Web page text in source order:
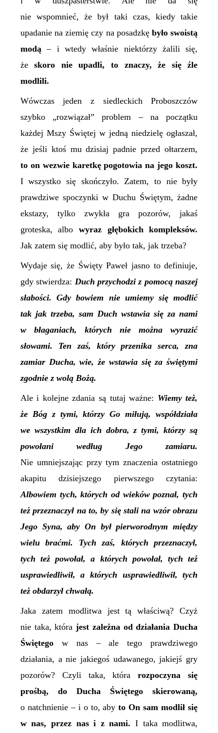
nie wspomnieć, że był taki czas, kiedy takie
upadanie na ziemię czy na posadzkę było swoistą
modą– i wtedy właśnie niektórzy żalili się,
żeskoro nie upadli, to znaczy, że się źle
modlili.
Wówczas jeden z siedleckich Proboszczów
szybko „rozwiązał” problem – na początku
każdej Mszy Świętej w jedną niedzielę ogłaszał,
że jeśli ktoś mu dzisiaj padnie przed ołtarzem,
to on wezwie karetkę pogotowia najego koszt.
I wszystko się skończyło. Zatem, to nie były
prawdziwe spoczynki w Duchu Świętym, żadne
ekstazy, tylko zwykła gra pozorów, jakaś
groteska, albo wyraz głębokich kompleksów.
Jak zatem się modlić, aby było tak, jak trzeba?
Wydaje się, że Święty Paweł jasno to definiuje,
gdy stwierdza: Duch przychodzi z pomocą naszej
słabości. Gdy bowiem nie umiemy się modlić
tak jak trzeba, sam Duch wstawia się za nami
w błaganiach, których nie można wyrazić
słowami. Ten zaś, który przenika serca, zna
zamiar Ducha, wie, że wstawia się za świętymi
zgodnie z wolą Bożą.
Ale i kolejne zdania są tutaj ważne: Wiemy też,
że Bóg z tymi, którzy Go miłują, współdziała
we wszystkim dla ich dobra, z tymi, którzy są
powołani według Jego zamiaru.
Nie umniejszając przy tym znaczenia ostatniego
akapitu dzisiejszego pierwszego czytania:
Albowiem tych, których od wieków poznał, tych
też przeznaczył na to, by się stali na wzór obrazu
Jego Syna, aby On był pierworodnym między
wielu braćmi. Tych zaś, których przeznaczył,
tych też powołał, a których powołał, tych też
usprawiedliwił, a których usprawiedliwił, tych
też obdarzył chwałą.
Jaka zatem modlitwa jest tą właściwą? Czyż
nie taka, którajest zależna od działania Ducha
Świętegow nas – ale tego prawdziwego
działania, a nie jakiegoś udawanego, jakiejś gry
pozorów? Czyli taka, którarozpoczyna się
prośbą, do Ducha Świętego skierowaną,
o natchnienie – i o to, abyto On sam modlił się
w nas,przez nasi z nami. I taka modlitwa,